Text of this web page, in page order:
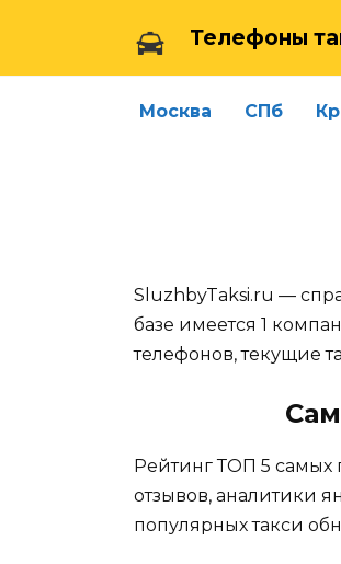
Телефоны
Москва СПб
SluzhbyTaksi.ru —
базе имеется 1
телефонов, текущие
Рейтинг ТОП 5 самых
отзывов, аналитики
популярных такси